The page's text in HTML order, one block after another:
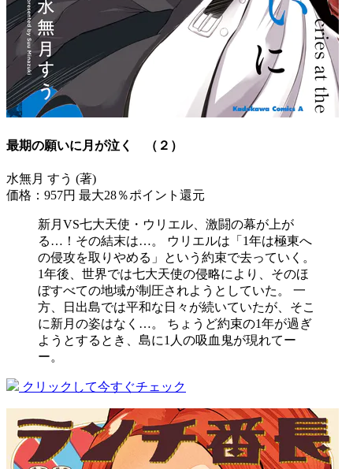
最期の願いに月が泣く （２）
水無月 すう (著)
価格：957円 最大28％ポイント還元
新月VS七大天使・ウリエル、激闘の幕が上が
る…！その結末は…。 ウリエルは「1年は極東へ
の侵攻を取りやめる」という約束で去っていく。
1年後、世界では七大天使の侵略により、そのほ
ぼすべての地域が制圧されようとしていた。 一
方、日出島では平和な日々が続いていたが、そこ
に新月の姿はなく…。 ちょうど約束の1年が過ぎ
ようとするとき、島に1人の吸血鬼が現れてー
ー。
クリックして今すぐチェック